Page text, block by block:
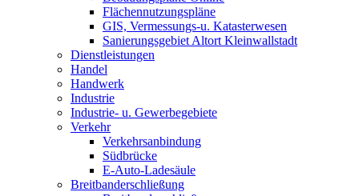
Flächennutzungspläne
GIS, Vermessungs-u. Katasterwesen
Sanierungsgebiet Altort Kleinwallstadt
Dienstleistungen
Handel
Handwerk
Industrie
Industrie- u. Gewerbegebiete
Verkehr
Verkehrsanbindung
Südbrücke
E-Auto-Ladesäule
Breitbanderschließung